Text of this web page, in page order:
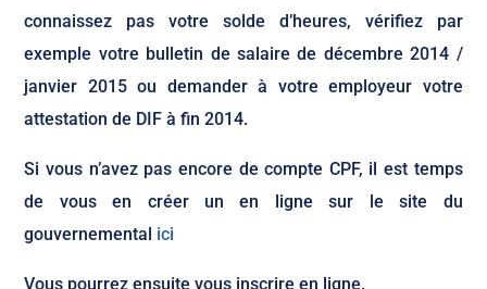
connaissez pas votre solde d’heures, vérifiez par
exemple votre bulletin de salaire de décembre 2014 /
janvier 2015 ou demander à votre employeur votre
attestation de DIF à fin 2014.
Si vous n’avez pas encore de compte CPF, il est temps
de vous en créer un en ligne sur le site du
gouvernemental ici
Vous pourrez ensuite vous inscrire en ligne.